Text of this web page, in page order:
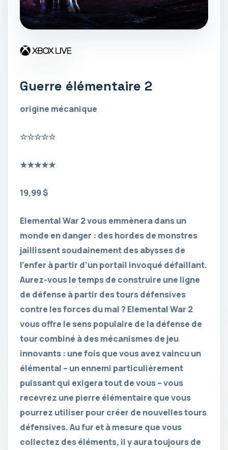
Guerre élémentaire 2
origine mécanique
☆☆☆☆☆
★★★★★
19,99 $
Elemental War 2 vous emmènera dans un
monde en danger : des hordes de monstres
jaillissent soudainement des abysses de
l’enfer à partir d’un portail invoqué défaillant.
Aurez-vous le temps de construire une ligne
de défense à partir des tours défensives
contre les forces du mal ? Elemental War 2
vous offre le sens populaire de la défense de
tour combiné à des mécanismes de jeu
innovants : une fois que vous avez vaincu un
élémental – un ennemi particulièrement
puissant qui exigera tout de vous – vous
recevrez une pierre élémentaire que vous
pourrez utiliser pour créer de nouvelles tours
défensives. Au fur et à mesure que vous
collectez des éléments, il y aura toujours de